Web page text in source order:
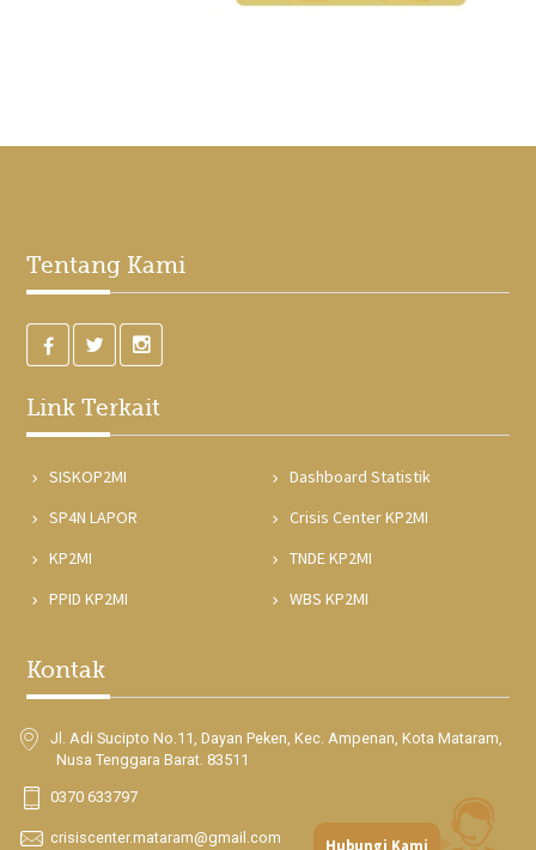
Tentang Kami
Link Terkait
SISKOP2MI
Dashboard Statistik
SP4N LAPOR
Crisis Center KP2MI
KP2MI
TNDE KP2MI
PPID KP2MI
WBS KP2MI
Kontak
Jl. Adi Sucipto No.11, Dayan Peken, Kec. Ampenan, Kota Mataram,
Nusa Tenggara Barat. 83511
0370 633797
crisiscenter.mataram@gmail.com Hubungi Kami